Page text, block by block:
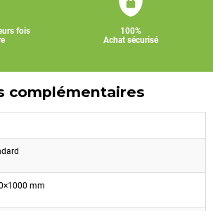
fois
100%
Achat sécurisé
complémentaires
mm